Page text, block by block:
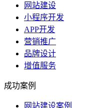
网站建设
小程序开发
APP开发
营销推广
品牌设计
增值服务
成功案例
网站建设案例